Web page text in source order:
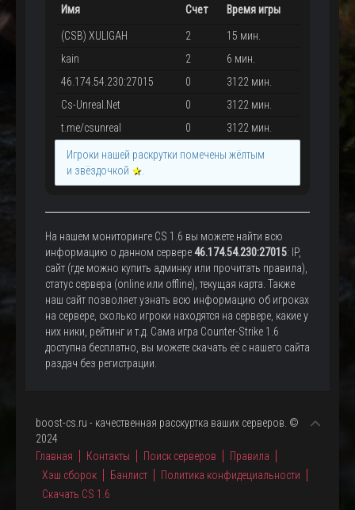
Имя Счет Время игры
(CSB) XULIGAH 2
15 мин.
kain
2
6 мин.
46.174.54.230:27015
0
3122 мин.
Cs-Unreal.Net
0
3122 мин.
t.me/csunreal
0 3122 мин.
Игроки нашей раскрутки помечены жёлтым
и звёздочкой ★
На нашем мониторинге CS 1.6 вы можете найти всю
информацию о данном сервере46.174.54.230:27015: IP,
сайт (где можно купить админку или прочитать правила),
статус сервера (online или offline), текущая карта. Также
наш сайт позволяет узнать всю информацию об игроках
на сервере, сколько игроки находятся на сервере, какие у
них ники, рейтинг и т.д. Сама игра Counter-Strike 1.6
доступна бесплатно, вы можете скачать её с нашего сайта
раздач без регистрации.
boost-cs.ru - качественная расскуртка ваших серверов. ©
2024
Главная
Контакты Поиск серверов
Правила
Хэш сборок
Банлист
Политика конфидециальности
Скачать CS 1.6